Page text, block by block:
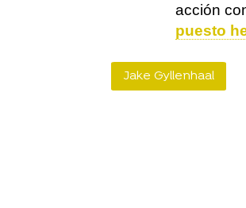
acción
puesto
Jake Gyllenhaal